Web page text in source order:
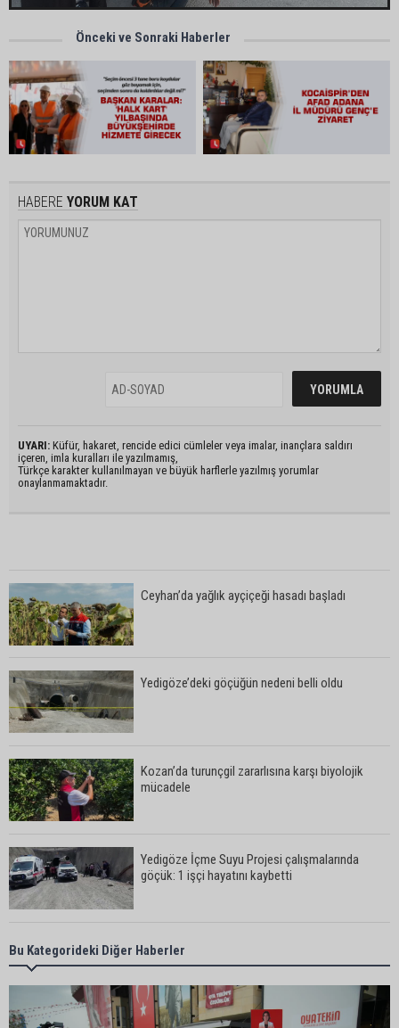
Önceki ve Sonraki Haberler
HABERE YORUM KAT
UYARI: Küfür, hakaret, rencide edici cümleler veya imalar, inançlara saldırı
içeren, imla kuralları ile yazılmamış,
Türkçe karakter kullanılmayan ve büyük harflerle yazılmış yorumlar
onaylanmamaktadır.
Ceyhan’da yağlık ayçiçeği hasadı başladı
Yedigöze’deki göçüğün nedeni belli oldu
Kozan’da turunçgil zararlısına karşı biyolojik
mücadele
Yedigöze İçme Suyu Projesi çalışmalarında
göçük: 1 işçi hayatını kaybetti
Yedigöze İçme Suyu Projesi çalışmalarında
göçük meydana geldi
Bu Kategorideki Diğer Haberler